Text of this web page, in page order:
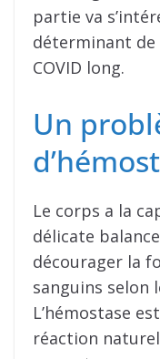
partie va
déterminant de
COVID long.
Un
Le corps a la
délicate
décourager la
sanguins selon
L’hémostase
réaction